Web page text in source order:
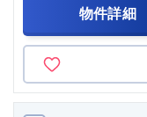
物件詳細